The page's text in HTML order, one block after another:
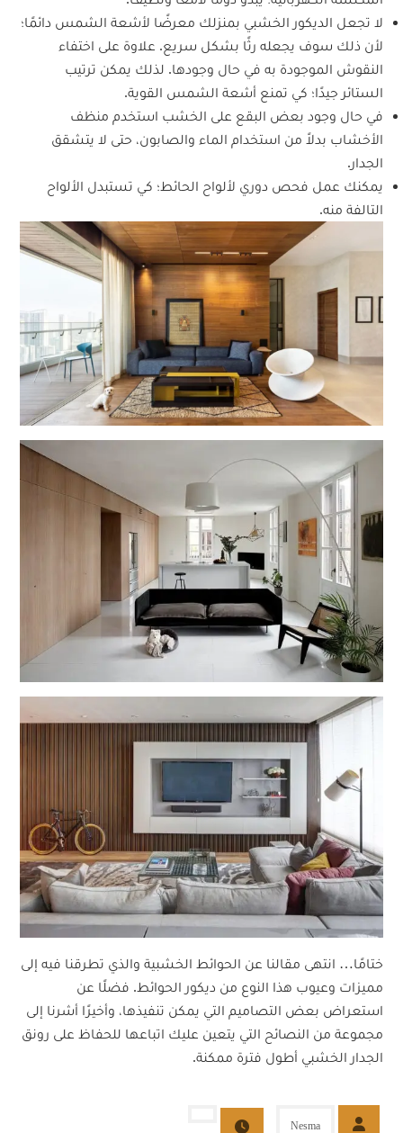
لا تجعل الديكور الخشبي بمنزلك معرضًا لأشعة الشمس دائمًا؛
لأن ذلك سوف يجعله رثًا بشكل سريع. علاوة على اختفاء
النقوش الموجودة به في حال وجودها. لذلك يمكن ترتيب
الستائر جيدًا؛ كي تمنع أشعة الشمس القوية.
في حال وجود بعض البقع على الخشب استخدم منظف
الأخشاب بدلاً من استخدام الماء والصابون، حتى لا يتشقق
الجدار.
يمكنك عمل فحص دوري لألواح الحائط؛ كي تستبدل الألواح
التالفة منه.
ختامًا… انتهى مقالنا عن الحوائط الخشبية والذي تطرقنا فيه إلى
مميزات وعيوب هذا النوع من ديكور الحوائط. فضلًا عن
استعراض بعض التصاميم التي يمكن تنفيذها، وأخيرًا أشرنا إلى
مجموعة من النصائح التي يتعين عليك اتباعها للحفاظ على رونق
الجدار الخشبي أطول فترة ممكنة.
Nesma